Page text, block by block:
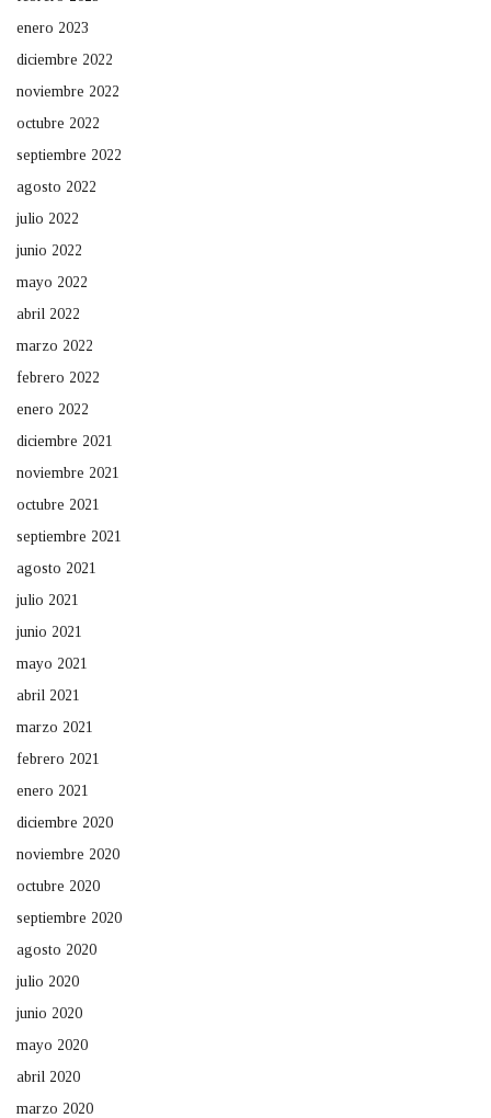
enero 2023
diciembre 2022
noviembre 2022
octubre 2022
septiembre 2022
agosto 2022
julio 2022
junio 2022
mayo 2022
abril 2022
marzo 2022
febrero 2022
enero 2022
diciembre 2021
noviembre 2021
octubre 2021
septiembre 2021
agosto 2021
julio 2021
junio 2021
mayo 2021
abril 2021
marzo 2021
febrero 2021
enero 2021
diciembre 2020
noviembre 2020
octubre 2020
septiembre 2020
agosto 2020
julio 2020
junio 2020
mayo 2020
abril 2020
marzo 2020